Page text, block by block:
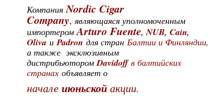
КомпанияNordic Cigar
Company,являющаяся уполномоченным
импортеромArturo Fuente, NUB, Cain,
Oliva иPadronдля странБалтии и Финляндии,
а также эксклюзивным
дистрибьюторомDavidoff в балтийских
странахобъявляет о
началеиюньскойакции.